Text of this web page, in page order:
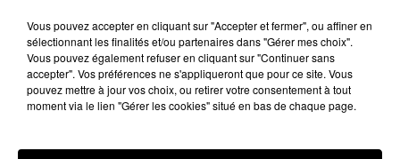
6 août 2026
Franglish et Keblack dévoilent une session live
surprise
5 août 2026
Russ frappe fort avec son nouveau single «
Coulda Shoulda Woulda »
WpointM Tour
Vous pouvez accepter en cliquant sur "Accepter et fermer", ou affiner en
sélectionnant les finalités et/ou partenaires dans "Gérer mes choix".
Vous pouvez également refuser en cliquant sur "Continuer sans
accepter". Vos préférences ne s'appliqueront que pour ce site. Vous
pouvez mettre à jour vos choix, ou retirer votre consentement à tout
moment via le lien "Gérer les cookies" situé en bas de chaque page.